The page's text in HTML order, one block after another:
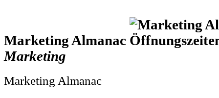
Marketing Almanac
Marketing
Marketing Almanac